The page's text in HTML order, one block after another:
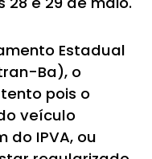
Estadual
Ba), o
pois o
veículo
do IPVA, ou